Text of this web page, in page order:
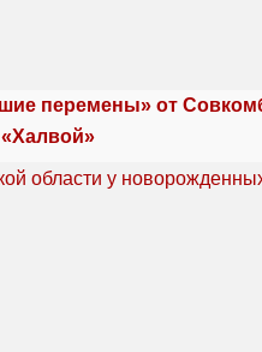
перемены» от